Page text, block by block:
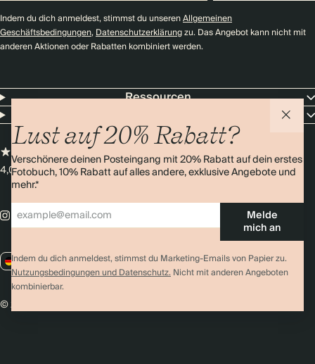
Lust auf 20% Rabatt?
Verschönere deinen Posteingang mit 20% Rabatt auf dein erstes
Fotobuch, 10% Rabatt auf alles andere, exklusive Angebote und
mehr.*
Melde
mich an
Indem du dich anmeldest, stimmst du Marketing-Emails von Papier zu.
Nutzungsbedingungen und Datenschutz.Nicht mit anderen Angeboten
kombinierbar.
Indem du dich anmeldest, stimmst du unserenAllgemeinen
Geschäftsbedingungen,Datenschutzerklärungzu. Das Angebot kann nicht mit
anderen Aktionen oder Rabatten kombiniert werden.
Ressourcen
4,0 SterneÜber 11.000 Bewertungen
DE / EUR
© 2026 Papier